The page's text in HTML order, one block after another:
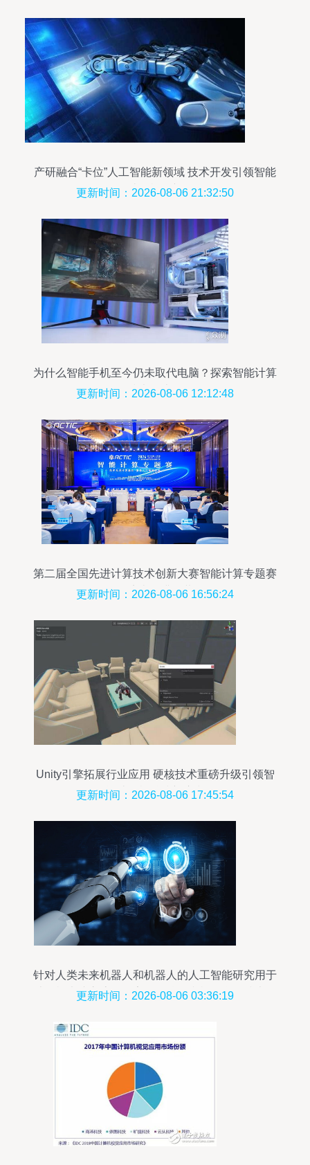
产研融合“卡位”人工智能新领域 技术开发引领智能
计算机创新
更新时间：2026-08-06 21:32:50
为什么智能手机至今仍未取代电脑？探索智能计算
技术的边界
更新时间：2026-08-06 12:12:48
第二届全国先进计算技术创新大赛智能计算专题赛
在济南圆满闭幕
更新时间：2026-08-06 16:56:24
Unity引擎拓展行业应用 硬核技术重磅升级引领智
能计算机科技新浪潮
更新时间：2026-08-06 17:45:54
针对人类未来机器人和机器人的人工智能研究用于
计算机大脑交流的数字数据挖掘和机器学习技术设
更新时间：2026-08-06 03:36:19